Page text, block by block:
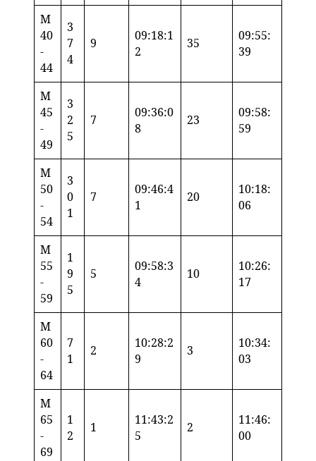
M
40
-
44
3
7
4
9
09:18:1
2
35
09:55:
39
M
45
-
49
3
2
5
7
09:36:0
8
23
09:58:
59
M
50
-
54
3
0
1
7
09:46:4
1
20
10:18:
06
M
55
-
59
1
9
5
5
09:58:3
4
10
10:26:
17
M
60
-
64
7
1
2
10:28:2
9
3
10:34:
03
M
65
-
69
1
2
1
11:43:2
5
2
11:46:
00